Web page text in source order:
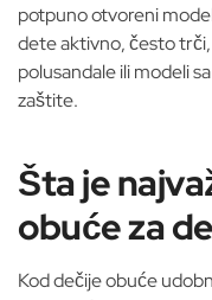
potpuno otvoreni
dete aktivno, često
polusandale ili modeli
zaštite.
Šta je
obuće za
Kod dečije obuće